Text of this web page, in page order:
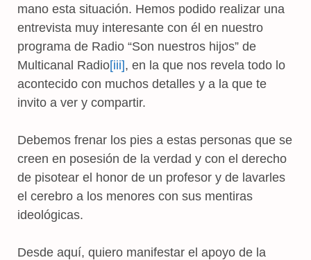
mano esta situación. Hemos podido realizar una
entrevista muy interesante con él en nuestro
programa de Radio “Son nuestros hijos” de
Multicanal Radio[iii], en la que nos revela todo lo
acontecido con muchos detalles y a la que te
invito a ver y compartir.
Debemos frenar los pies a estas personas que se
creen en posesión de la verdad y con el derecho
de pisotear el honor de un profesor y de lavarles
el cerebro a los menores con sus mentiras
ideológicas.
Desde aquí, quiero manifestar el apoyo de la